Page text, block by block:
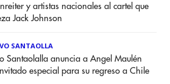
y artistas nacionales al cartel que
Jack Johnson
SANTAOLLA
Santaolalla anuncia a Angel Maulén
especial para su regreso a Chile